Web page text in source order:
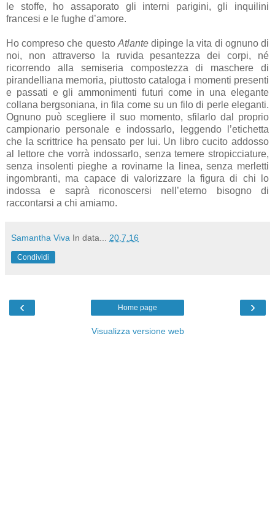
le stoffe, ho assaporato gli interni parigini, gli inquilini
francesi e le fughe d’amore.
Ho compreso che questo Atlantedipinge la vita di ognuno di
noi, non attraverso la ruvida pesantezza dei corpi, né
ricorrendo alla semiseria compostezza di maschere di
pirandelliana memoria, piuttosto cataloga i momenti presenti
e passati e gli ammonimenti futuri come in una elegante
collana bergsoniana, in fila come su un filo di perle eleganti.
Ognuno può scegliere il suo momento, sfilarlo dal proprio
campionario personale e indossarlo, leggendo l’etichetta
che la scrittrice ha pensato per lui. Un libro cucito addosso
al lettore che vorrà indossarlo, senza temere stropicciature,
senza insolenti pieghe a rovinarne la linea, senza merletti
ingombranti, ma capace di valorizzare la figura di chi lo
indossa e saprà riconoscersi nell’eterno bisogno di
raccontarsi a chi amiamo.
Samantha Viva In data... 20.7.16
Condividi
‹ ›
Home page
Visualizza versione web